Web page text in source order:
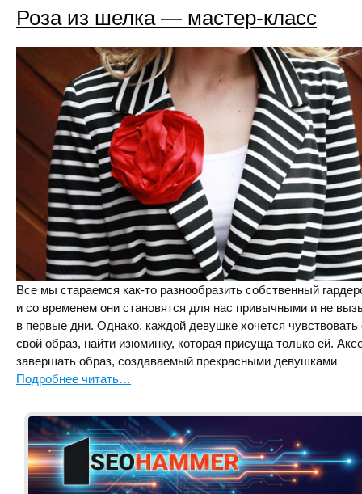
Роза из шелка — мастер-класс
Все мы стараемся как-то разнообразить собственный
и со временем они становятся для нас привычными и не
в первые дни. Однако, каждой девушке хочется
свой образ, найти изюминку, которая присуща только ей.
завершать образ, создаваемый прекрасными девушками
Подробнее читать…